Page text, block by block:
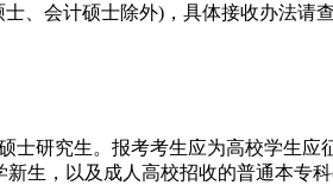
、会计硕士除外)，具体接收办法请
研究生。报考考生应为高校学生
生，以及成人高校招收的普通本专